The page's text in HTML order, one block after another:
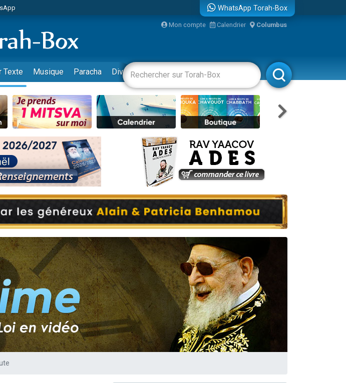
de vacances aux Orphelins
80 ans, dans un appartement insalubre
la jambe de Yohan
: pauvres d'Israel
WhatsApp Torah-Box
Mon compte Calendrier Columbus
Texte Musique Paracha Divertissements Livres Rabbanim